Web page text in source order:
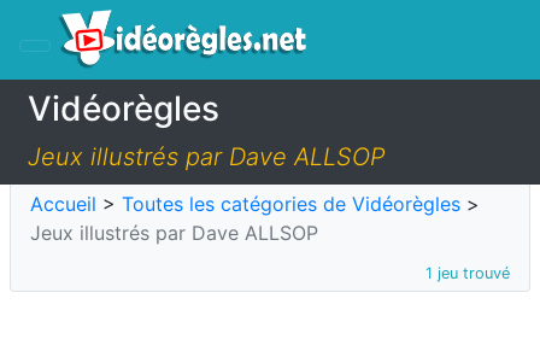
Vidéorègles
Jeux illustrés par Dave ALLSOP
Accueil > Toutes les catégories de Vidéorègles >
Jeux illustrés par Dave ALLSOP
1 jeu trouvé